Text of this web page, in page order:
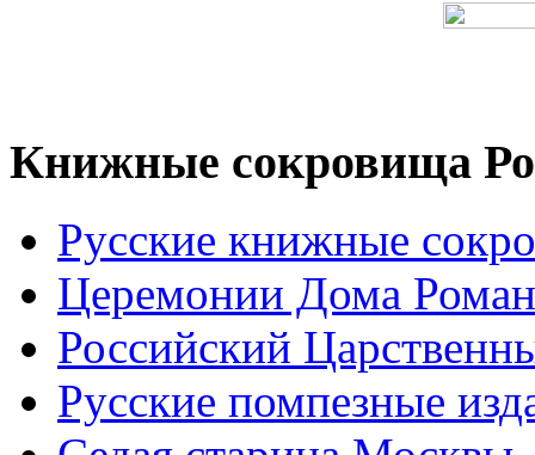
Книжные сокровища
Русские книжные
Церемонии Дома
Российский
Русские помпезные